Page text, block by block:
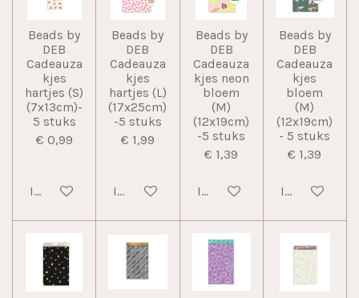
Beads by
DEB
Cadeauza
kjes
hartjes (S)
(7x13cm)-
5 stuks
€ 0,99
In winkelwagen
Beads by
DEB
Cadeauza
kjes
hartjes (L)
(17x25cm)
-5 stuks
€ 1,99
In winkelwagen
Beads by
DEB
Cadeauza
kjes neon
bloem
(M)
(12x19cm)
-5 stuks
€ 1,39
In winkelwagen
Beads by
DEB
Cadeauza
kjes
bloem
(M)
(12x19cm)
- 5 stuks
€ 1,39
In